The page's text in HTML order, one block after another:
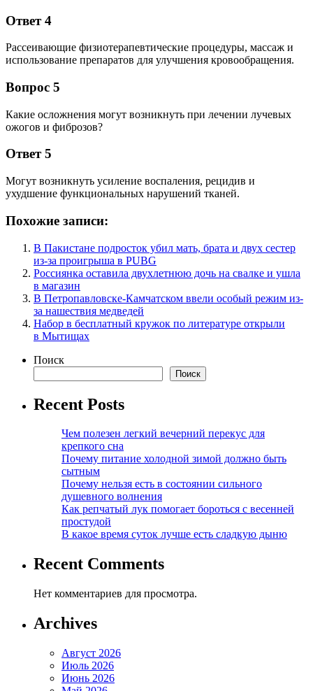
Ответ 4
Рассеивающие физиотерапевтические процедуры, массаж и
использование препаратов для улучшения кровообращения.
Вопрос 5
Какие осложнения могут возникнуть при лечении лучевых
ожогов и фиброзов?
Ответ 5
Могут возникнуть усиление воспаления, рецидив и
ухудшение функциональных нарушений тканей.
Похожие записи:
В Пакистане подросток убил мать, брата и двух сестер
из-за проигрыша в PUBG
Россиянка оставила двухлетнюю дочь на свалке и ушла
в магазин
В Петропавловске-Камчатском ввели особый режим из-
за нашествия медведей
Набор в бесплатный кружок по литературе открыли
в Мытищах
Поиск
Поиск
Recent Posts
Чем полезен легкий вечерний перекус для
крепкого сна
Почему питание холодной зимой должно быть
сытным
Почему нельзя есть в состоянии сильного
душевного волнения
Как репчатый лук помогает бороться с весенней
простудой
В какое время суток лучше есть сладкую дыню
Recent Comments
Нет комментариев для просмотра.
Archives
Август 2026
Июль 2026
Июнь 2026